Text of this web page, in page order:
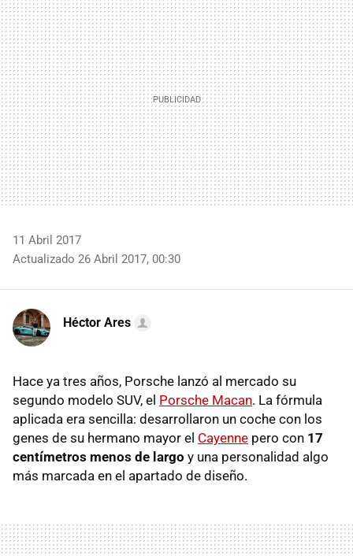
MAIL
11 Abril 2017
Actualizado 26 Abril 2017, 00:30
Héctor Ares
Hace ya tres años, Porsche lanzó al mercado su
segundo modelo SUV, el Porsche Macan. La fórmula
aplicada era sencilla: desarrollaron un coche con los
genes de su hermano mayor el Cayenne pero con 17
centímetros menos de largo y una personalidad algo
más marcada en el apartado de diseño.